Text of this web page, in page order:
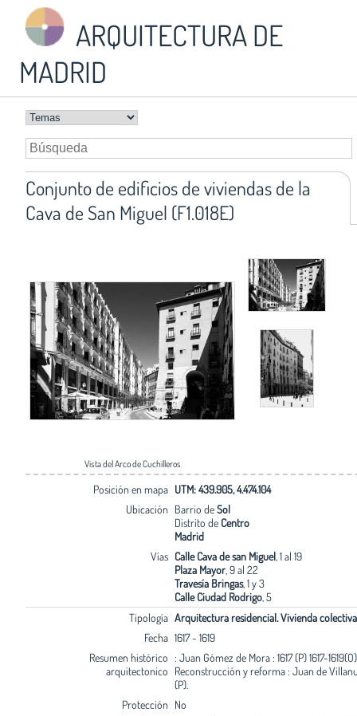
ARQUITECTURA DE
MADRID
Conjunto de edificios de viviendas de la
Cava de San Miguel (F1.018E)
Vista del Arco de Cuchilleros
Posición en mapa UTM: 439.905, 4.474.104
Ubicación Barrio deSol
Distrito de Centro
Madrid
Vías Calle Cava de san Miguel, 1 al 19
Plaza Mayor, 9 al 22
Travesía Bringas, 1 y 3
Calle Ciudad Rodrigo, 5
Tipología Arquitectura residencial. Vivienda colectiva
Fecha 1617 - 1619
Resumen histórico
arquitectonico
: Juan Gómez de Mora : 1617 (P) 1617-
Reconstrucción y reforma : Juan de
(P).
Protección No